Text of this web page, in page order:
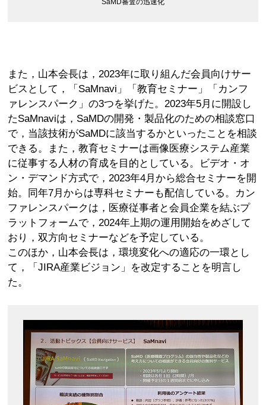
SaMD審査の迅速化
また，山本会長は，2023年に取り組んだ会員向けサー
ビスとして，「SaMnavi」「教育セミナー」「カンフ
ァレンスパーク」の3つを挙げた。2023年5月に開設し
たSaMnaviは，SaMDの開発・製品化のための相談窓口
で，当該技術がSaMDに該当するかといったことを相談
できる。また，教育セミナーは画像医療システム産業
に従事する人材の育成を目的としている。ビデオ・オ
ン・デマンド方式で，2023年4月から総合セミナーを開
始。同年7月からは専科セミナーも配信している。カン
ファレンスパークは，医療従事者と会員企業を結ぶプ
ラットフォームで，2024年上期の運用開始をめざして
おり，双方向セミナーなどを予定している。
このほか，山本会長は，環境変化への適応の一環とし
て，「JIRA産業ビジョン」を改定することを明言し
た。